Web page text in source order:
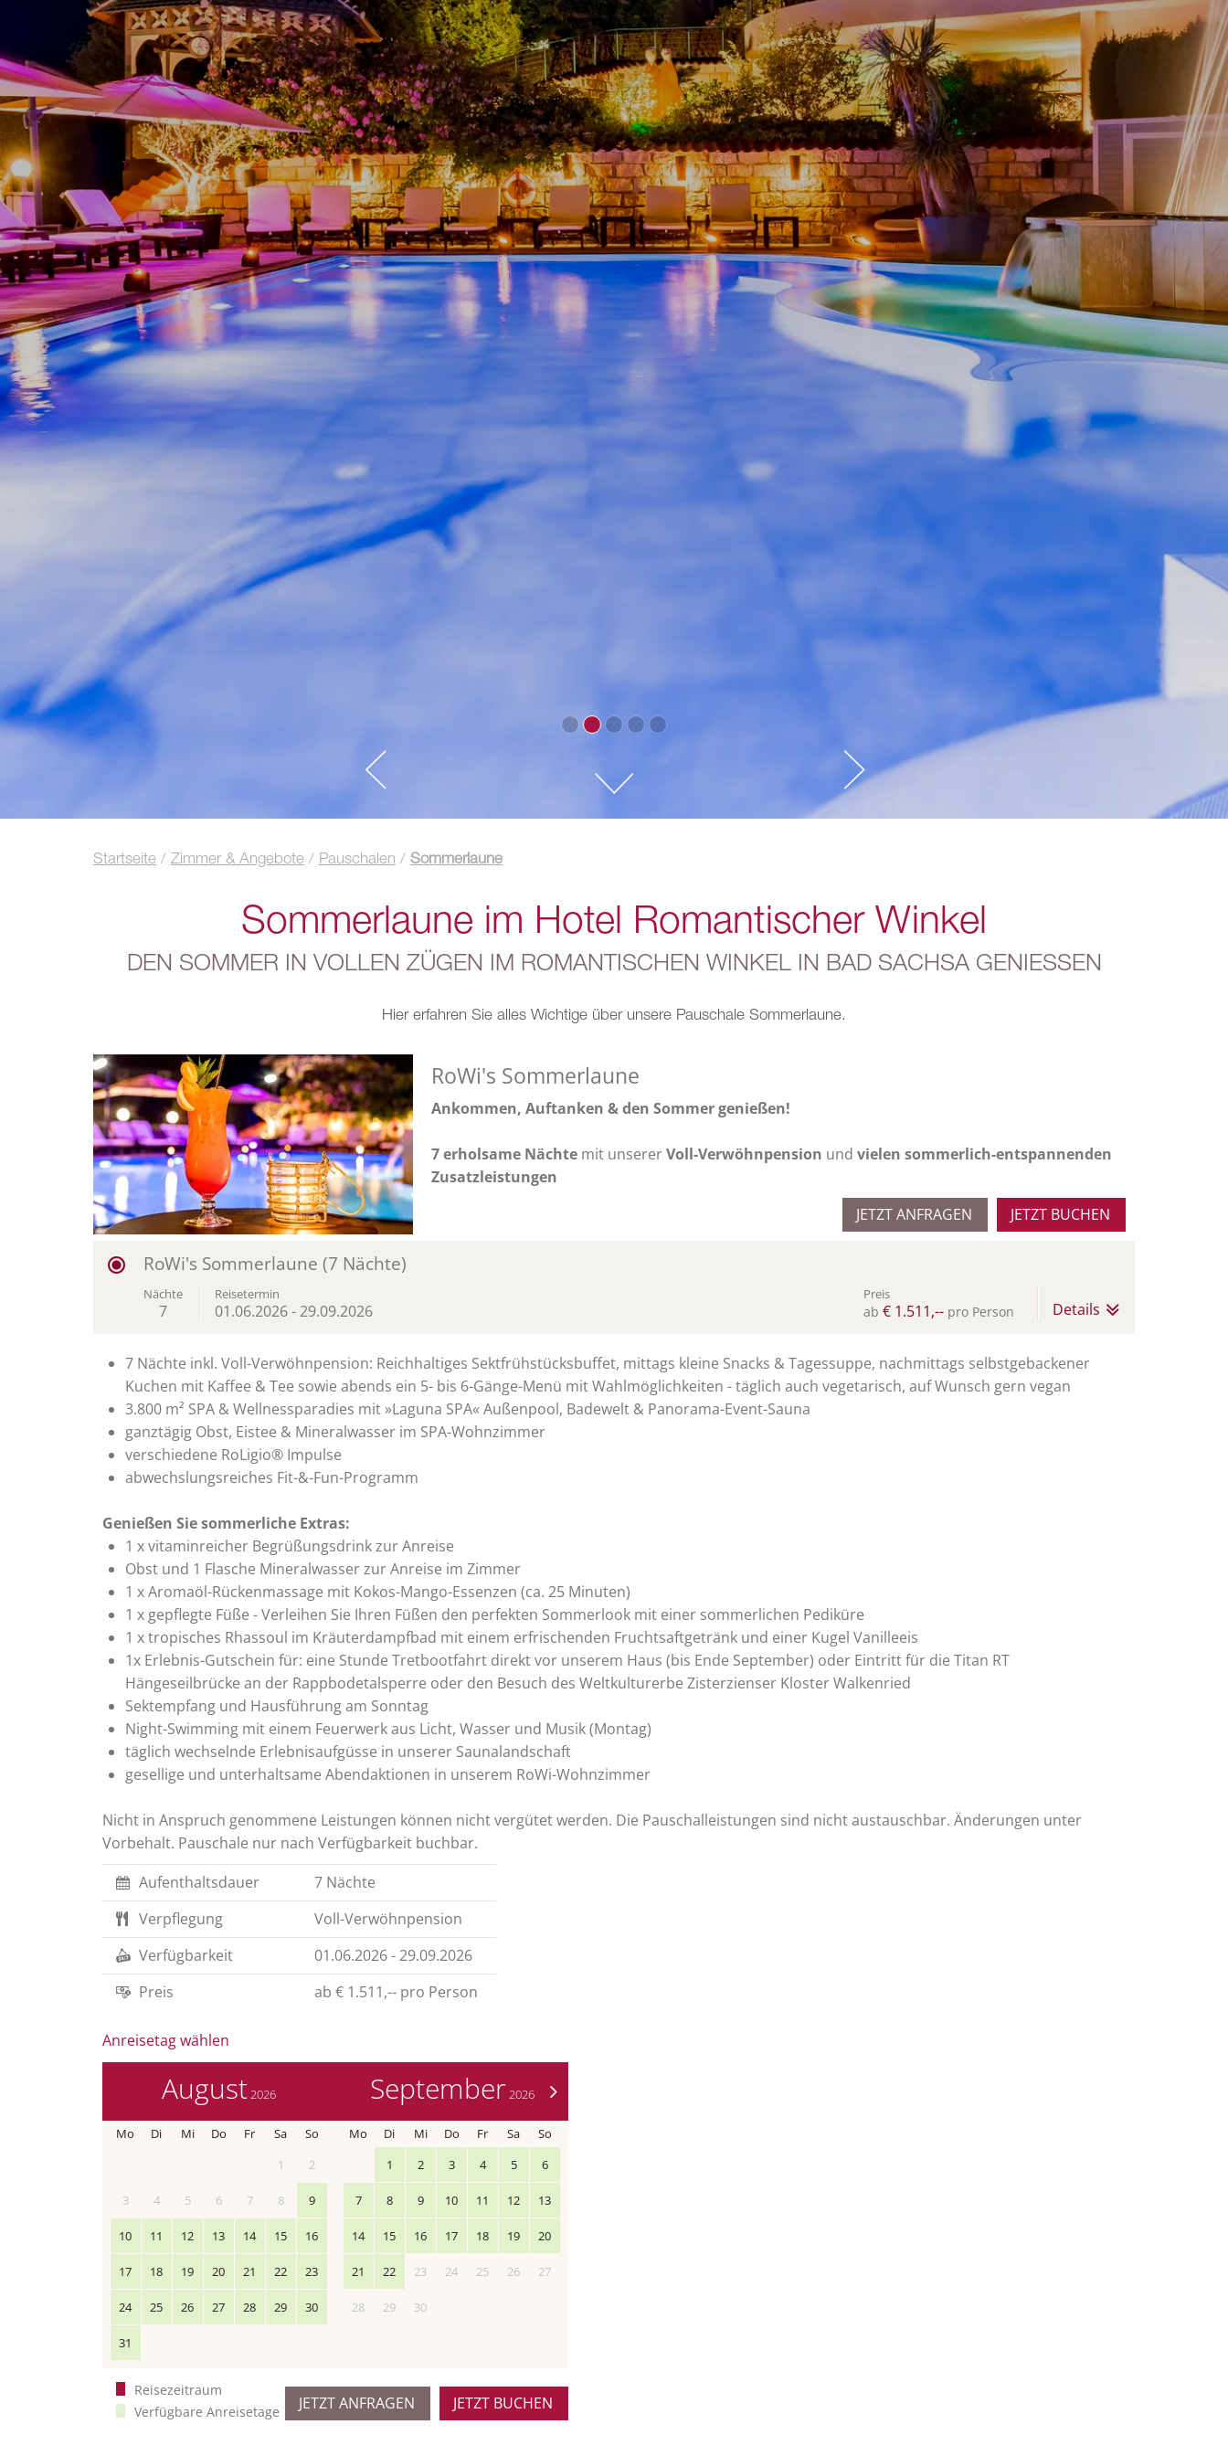
Startseite / Zimmer & Angebote / Pauschalen / Sommerlaune
Sommerlaune im Hotel Romantischer Winkel
DEN SOMMER IN VOLLEN ZÜGEN IM ROMANTISCHEN WINKEL IN BAD SACHSA GENIESSEN
Hier erfahren Sie alles Wichtige über unsere Pauschale Sommerlaune.
RoWi's Sommerlaune
Ankommen, Auftanken & den Sommer genießen!
7 erholsame Nächte mit unsererVoll-Verwöhnpension und vielen sommerlich-entspannenden
Zusatzleistungen
JETZT BUCHEN
JETZT ANFRAGEN
RoWi's Sommerlaune (7 Nächte)
Nächte
7
Reisetermin
01.06.2026-29.09.2026
Preis
ab € 1.511,-- pro Person Details
7 Nächte inkl. Voll-Verwöhnpension: Reichhaltiges Sektfrühstücksbuffet, mittags kleine Snacks & Tagessuppe, nachmittags selbstgebackener
Kuchen mit Kaffee & Tee sowie abends ein 5- bis 6-Gänge-Menü mit Wahlmöglichkeiten - täglich auch vegetarisch, auf Wunsch gern vegan
3.800 m² SPA & Wellnessparadies mit »Laguna SPA« Außenpool, Badewelt & Panorama-Event-Sauna
ganztägig Obst, Eistee & Mineralwasser im SPA-Wohnzimmer
verschiedene RoLigio® Impulse
abwechslungsreiches Fit-&-Fun-Programm
Genießen Sie sommerliche Extras:
1 x vitaminreicher Begrüßungsdrink zur Anreise
Obst und 1 Flasche Mineralwasser zur Anreise im Zimmer
1 x Aromaöl-Rückenmassage mit Kokos-Mango-Essenzen (ca. 25 Minuten)
1 x gepflegte Füße - Verleihen Sie Ihren Füßen den perfekten Sommerlook mit einer sommerlichen Pediküre
1 x tropisches Rhassoul im Kräuterdampfbad mit einem erfrischenden Fruchtsaftgetränk und einer Kugel Vanilleeis
1x Erlebnis-Gutschein für: eine Stunde Tretbootfahrt direkt vor unserem Haus (bis Ende September) oder Eintritt für die Titan RT
Hängeseilbrücke an der Rappbodetalsperre oder den Besuch des Weltkulturerbe Zisterzienser Kloster Walkenried
Sektempfang und Hausführung am Sonntag
Night-Swimming mit einem Feuerwerk aus Licht, Wasser und Musik (Montag)
täglich wechselnde Erlebnisaufgüsse in unserer Saunalandschaft
gesellige und unterhaltsame Abendaktionen in unserem RoWi-Wohnzimmer
Nicht in Anspruch genommene Leistungen können nicht vergütet werden. Die Pauschalleistungen sind nicht austauschbar. Änderungen unter
Vorbehalt. Pauschale nur nach Verfügbarkeit buchbar.
Aufenthaltsdauer
7 Nächte
Verpflegung
Voll-Verwöhnpension
Verfügbarkeit
01.06.2026-29.09.2026
Preis
ab € 1.511,-- pro Person
Anreisetag wählen
August2026
Mo Di Mi Do Fr Sa
So
1
2
3 4 5 6 7 8 9
10 11 12 13 14 15 16
17 18 19 20 21 22 23
24 25 26 27 28 29 30
31
>
September2026
Mo Di Mi Do Fr Sa
So
1
2 3 4 5 6
7 8 9 10 11 12 13
14 15 16 17 18 19 20
21 22 23 24 25 26 27
28 29 30
Reisezeitraum
Verfügbare Anreisetage
JETZT BUCHEN
JETZT ANFRAGEN